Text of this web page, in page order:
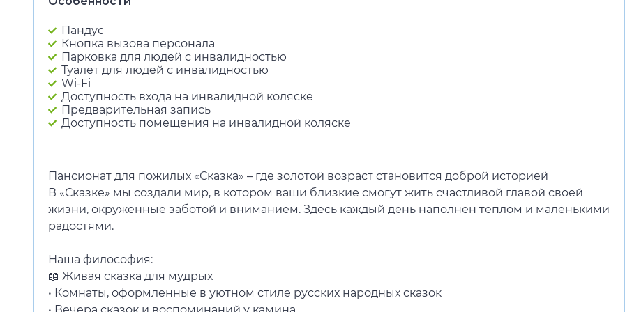
Пандус
Кнопка вызова персонала
Парковка для людей с инвалидностью
Туалет для людей с инвалидностью
Wi-Fi
Доступность входа на инвалидной коляске
Предварительная запись
Доступность помещения на инвалидной коляске
Пансионат для пожилых «Сказка» – где золотой возраст становится доброй историей
В «Сказке» мы создали мир, в котором ваши близкие смогут жить счастливой главой своей
жизни, окруженные заботой и вниманием. Здесь каждый день наполнен теплом и маленькими
радостями.
Наша философия:
📖 Живая сказка для мудрых
• Комнаты, оформленные в уютном стиле русских народных сказок